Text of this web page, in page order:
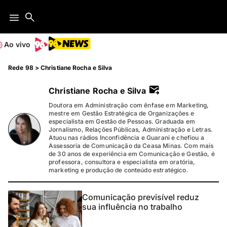
Ao vivo
Rede 98>Christiane Rocha e Silva
Christiane Rocha e Silva
Doutora em Administração com ênfase em Marketing,
mestre em Gestão Estratégica de Organizações e
especialista em Gestão de Pessoas. Graduada em
Jornalismo, Relações Públicas, Administração e Letras.
Atuou nas rádios Inconfidência e Guarani e chefiou a
Assessoria de Comunicação da Ceasa Minas. Com mais
de 30 anos de experiência em Comunicação e Gestão, é
professora, consultora e especialista em oratória,
marketing e produção de conteúdo estratégico.
Comunicação previsível reduz
sua influência no trabalho